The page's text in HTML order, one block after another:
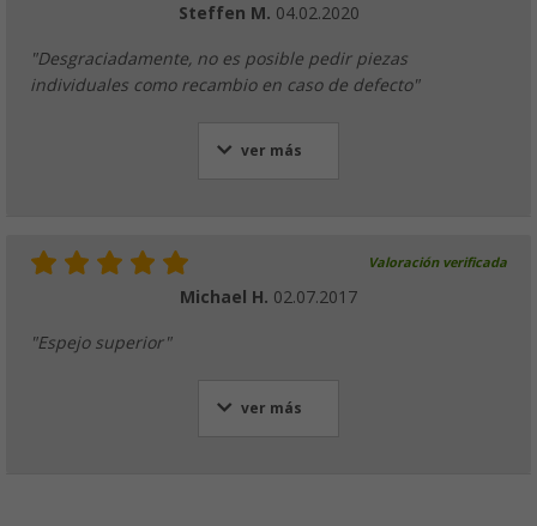
Steffen M. 04.02.2020
"Desgraciadamente, no es posible pedir piezas
individuales como recambio en caso de defecto"
ver más
Valoración verificada
Michael H. 02.07.2017
"Espejo superior"
ver más